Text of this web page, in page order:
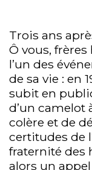
Trois ans
Ô vous,
l’un des
de sa vie : en
subit en
d’un camelot
colère et de
certitudes de
fraternité des
alors un